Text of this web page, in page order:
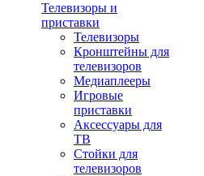
Телевизоры и
приставки
Телевизоры
Кронштейны для
телевизоров
Медиаплееры
Игровые
приставки
Аксессуары для
ТВ
Стойки для
телевизоров